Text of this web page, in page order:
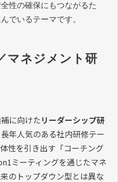
性の確保にもつながるた
でいるテーマです。
マネジメント研
に向けたリーダーシップ研
年人気のある社内研修テー
性を引き出す「コーチング
ミーティングを通じたマネ
のトップダウン型とは異な